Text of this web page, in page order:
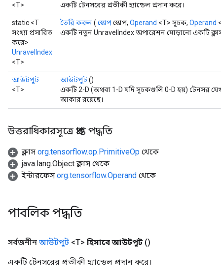
<T>
একটি টেনসরের প্রতীকী হ্যান্ডেল প্রদান করে।
static <T
সংখ্যা প্রসারিত
করে>
UnravelIndex
<T>
তৈরি করুন( স্কোপস্কোপ, Operand <T> সূচক, Operand
একটি নতুন UnravelIndex অপারেশন মোড়ানো একটি
আউটপুট
<T>
আউটপুট()
একটি 2-D (অথবা 1-D যদি সূচকগুলি 0-D হয়) টেনসর
আকার রয়েছে।
উত্তরাধিকারসূত্রে প্রাপ্ত পদ্ধতি
ক্লাস org.tensorflow.op.PrimitiveOp থেকে
java.lang.Object ক্লাস থেকে
ইন্টারফেস org.tensorflow.Operand থেকে
পাবলিক পদ্ধতি
সর্বজনীন আউটপুট <T> হিসাবে আউটপুট ()
একটি টেনসরের প্রতীকী হ্যান্ডেল প্রদান করে।